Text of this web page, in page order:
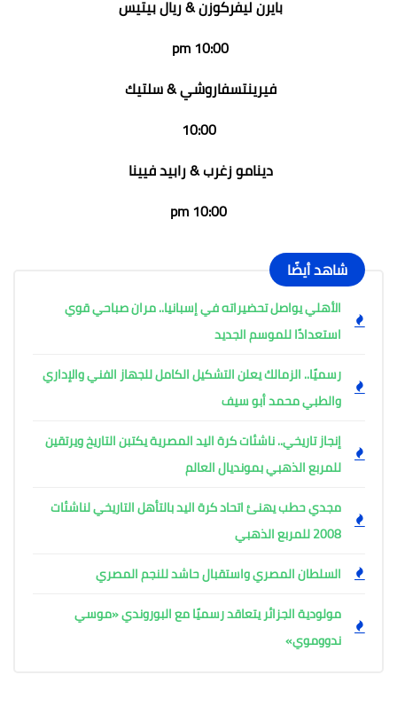
بايرن ليفركوزن & ريال بيتيس
10:00 pm
فيرينتسفاروشي & سلتيك
10:00
دينامو زغرب & رابيد فيينا
10:00 pm
شاهد أيضًا
الأهلي يواصل تحضيراته في إسبانيا.. مران صباحي قوي
استعدادًا للموسم الجديد
رسميًا.. الزمالك يعلن التشكيل الكامل للجهاز الفني والإداري
والطبي محمد أبو سيف
إنجاز تاريخي.. ناشئات كرة اليد المصرية يكتبن التاريخ ويرتقين
للمربع الذهبي بمونديال العالم
مجدي حطب يهنئ اتحاد كرة اليد بالتأهل التاريخي لناشئات
2008 للمربع الذهبي
السلطان المصري واستقبال حاشد للنجم المصري
مولودية الجزائر يتعاقد رسميًا مع البوروندي «موسي
ندووموي»